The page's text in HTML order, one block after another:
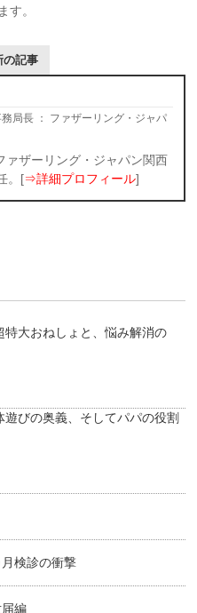
す。
の記事
局長 ： ファザーリング・ジャパ
ァザーリング・ジャパン関西
。[⇒詳細プロフィール]
大おねしょと、悩み解消の
びの奥義、そしてパパの役割
検診の衝撃
編